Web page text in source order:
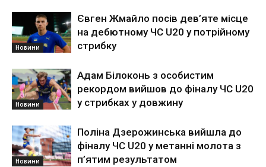
Новини
Євген Жмайло посів дев’яте місце
на дебютному ЧС U20 у потрійному
стрибку
Новини
Адам Білоконь з особистим
рекордом вийшов до фіналу ЧС U20
у стрибках у довжину
Новини
Поліна Дзерожинська вийшла до
фіналу ЧС U20 у метанні молота з
п’ятим результатом